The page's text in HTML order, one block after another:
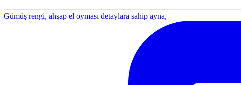
Gümüş rengi, ahşap el oyması detaylara sahip ayna,